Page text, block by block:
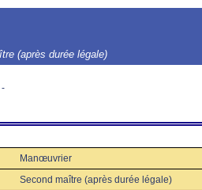
(après durée légale)
-
Manœuvrier
Second maître (après durée légale)